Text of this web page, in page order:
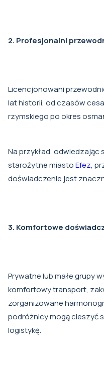
2. Profesjonalni
Licencjonowani
lat historii, od czasów
rzymskiego po okres
Na przykład, odwiedzając
starożytne miastoEfez,
doświadczenie jest
3. Komfortowe
Prywatne lub małe grupy
komfortowy transport,
zorganizowane
podróżnicy mogą cieszyć
logistykę.